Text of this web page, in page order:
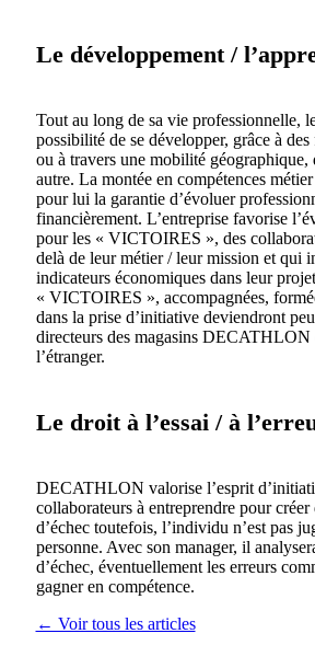
Le développement /
Tout au long de sa vie professionnelle,
possibilité de se développer, grâce à
ou à travers une mobilité géographique,
autre. La montée en compétences
pour lui la garantie d’évoluer
financièrement. L’entreprise favorise
pour les « VICTOIRES », des
delà de leur métier / leur mission et qui
indicateurs économiques dans leur
« VICTOIRES », accompagnées,
dans la prise d’initiative deviendront
directeurs des magasins DECATHLON
l’étranger.
Le droit à l’essai / à
DECATHLON valorise l’esprit
collaborateurs à entreprendre pour
d’échec toutefois, l’individu n’est pas
personne. Avec son manager, il
d’échec, éventuellement les erreurs
gagner en compétence.
← Voir tous les articles